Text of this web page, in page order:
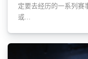
定要去经历的一系列赛
或...